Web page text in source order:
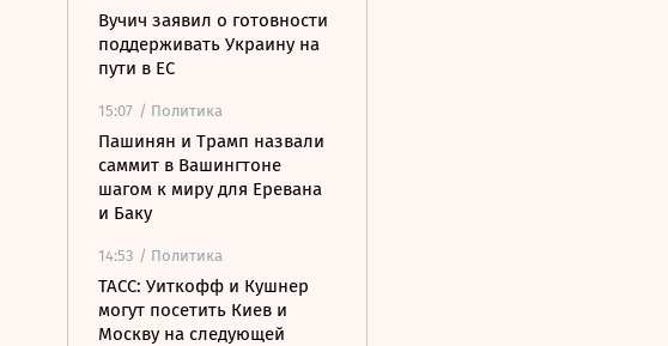
Вучич заявил о готовности
поддерживать Украину на
пути в ЕС
15:07 / Политика
Пашинян и Трамп назвали
саммит в Вашингтоне
шагом к миру для Еревана
и Баку
14:53 / Политика
ТАСС: Уиткофф и Кушнер
могут посетить Киев и
Москву на следующей